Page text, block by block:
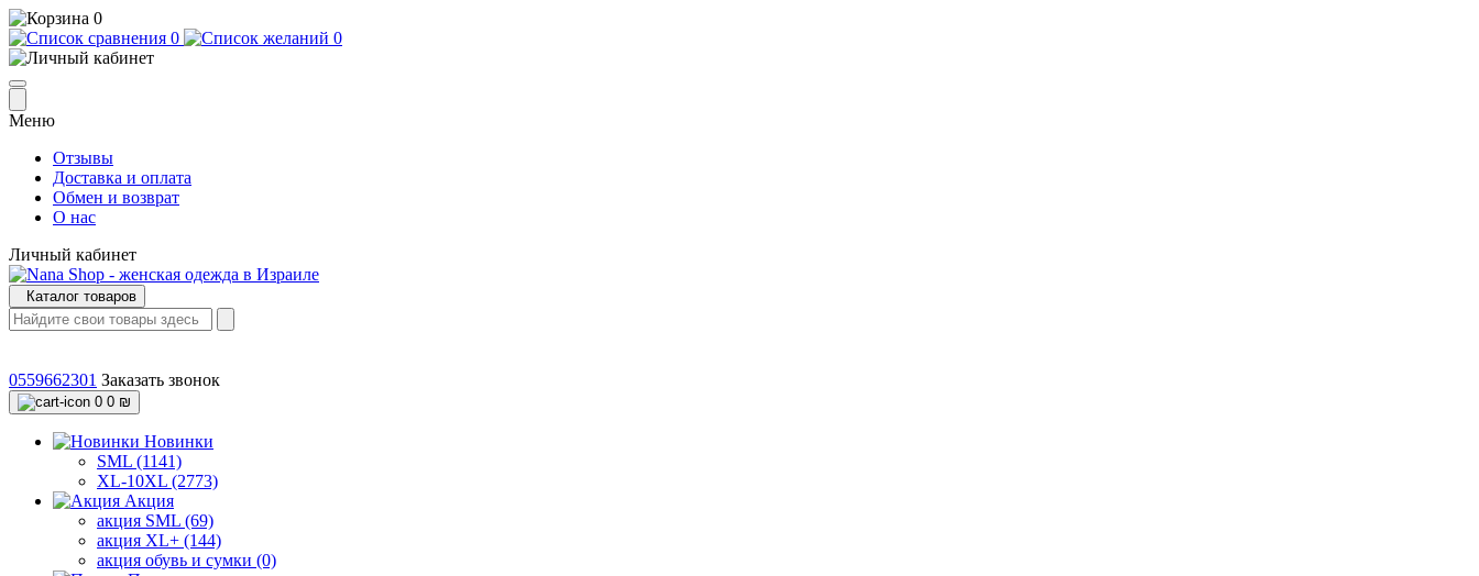
0
0
0
Меню
Отзывы
Доставка и оплата
Обмен и возврат
О нас
Личный кабинет
Каталог товаров
0559662301 Заказать звонок
0 0 ₪
Новинки
SML (1141)
XL-10XL (2773)
Акция
акция SML (69)
акция XL+ (144)
акция обувь и сумки (0)